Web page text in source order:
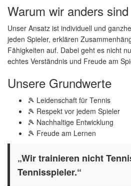
Warum wir anders sind
Unser Ansatz ist individuell und
jeden Spieler, erklären
Fähigkeiten auf. Dabei geht es nicht
echtes Verständnis und Freude am
Unsere Grundwerte
🎾 Leidenschaft für Tennis
🎾 Respekt vor jedem Spieler
🎾 Nachhaltige Entwicklung
🎾 Freude am Lernen
„Wir trainieren nicht
Tennisspieler.“